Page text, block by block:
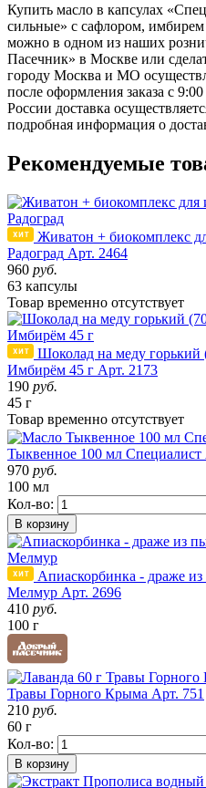
Купить масло в капсулах
сильные» с сафлором,
можно в одном из наших
Пасечник» в Москве или
городу Москва и МО
после оформления заказа с
России доставка
подробная информация о
Рекомендуемые
Живатон + биокомплекс
Радоград Арт. 2464
960 руб.
63 капсулы
Товар временно отсутствует
Шоколад на меду горький
Имбирём 45 г Арт. 2173
190 руб.
45 г
Товар временно отсутствует
Тыквенное 100 мл Специалист
970 руб.
100 мл
Кол-во:
В корзину
Апиаскорбинка - драже
Мелмур Арт. 2696
410 руб.
100 г
Травы Горного Крыма Арт. 751
210 руб.
60 г
Кол-во:
В корзину